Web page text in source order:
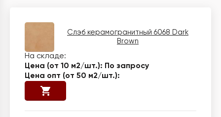
Слэб керамогранитный 6068 Dark
Brown
По запросу